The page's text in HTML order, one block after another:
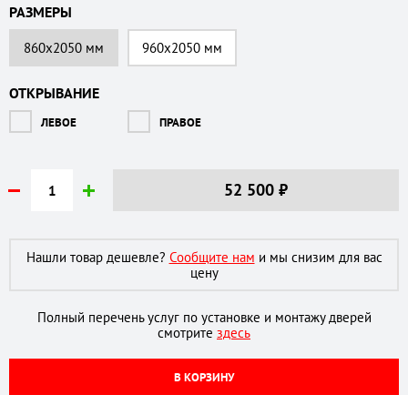
РАЗМЕРЫ
860х2050 мм 960х2050 мм
ОТКРЫВАНИЕ
ЛЕВОЕ ПРАВОЕ
52 500 ₽
Нашли товар дешевле? Сообщите нам и мы снизим для вас
цену
Полный перечень услуг по установке и монтажу дверей
смотрите здесь
В КОРЗИНУ